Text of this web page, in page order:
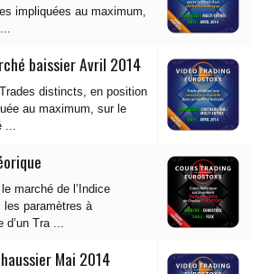
impliquées au maximum,
baissier Avril 2014
distincts, en position
au maximum, sur le
...
marché de l’Indice
les paramètres à
d’un Tra ...
Mai 2014